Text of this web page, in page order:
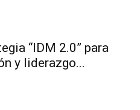
“IDM 2.0” para
y liderazgo...